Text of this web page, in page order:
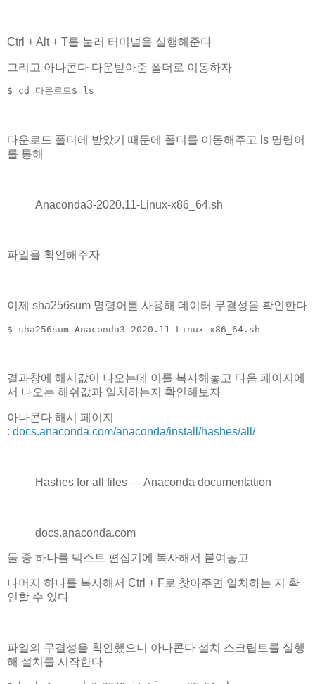
Ctrl + Alt + T를 눌러 터미널을 실행해준다
그리고 아나콘다 다운받아준 폴더로 이동하자
$ cd 다운로드$ ls
다운로드 폴더에 받았기 때문에 폴더를 이동해주고 ls 명령어
를 통해
Anaconda3-2020.11-Linux-x86_64.sh
파일을 확인해주자
이제 sha256sum 명령어를 사용해 데이터 무결성을 확인한다
$ sha256sum Anaconda3-2020.11-Linux-x86_64.sh
결과창에 해시값이 나오는데 이를 복사해놓고 다음 페이지에
서 나오는 해쉬값과 일치하는지 확인해보자
아나콘다 해시 페이지
: docs.anaconda.com/anaconda/install/hashes/all/
Hashes for all files — Anaconda documentation
docs.anaconda.com
둘 중 하나를 텍스트 편집기에 복사해서 붙여놓고
나머지 하나를 복사해서 Ctrl + F로 찾아주면 일치하는 지 확
인할 수 있다
파일의 무결성을 확인했으니 아나콘다 설치 스크립트를 실행
해 설치를 시작한다